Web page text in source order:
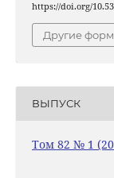
https://doi.org/
Другие
ВЫПУСК
Том 82 № 1